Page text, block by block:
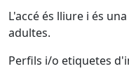
L'accé és lliure i és
adultes.
Perfils i/o etiquetes